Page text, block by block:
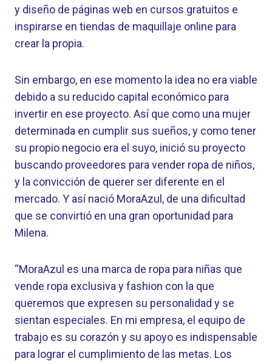
y diseño de páginas web en cursos gratuitos e
inspirarse en tiendas de maquillaje online para
crear la propia.
Sin embargo, en ese momento la idea no era viable
debido a su reducido capital económico para
invertir en ese proyecto. Así que como una mujer
determinada en cumplir sus sueños, y como tener
su propio negocio era el suyo, inició su proyecto
buscando proveedores para vender ropa de niños,
y la convicción de querer ser diferente en el
mercado. Y así nació MoraAzul, de una dificultad
que se convirtió en una gran oportunidad para
Milena.
“MoraAzul es una marca de ropa para niñas que
vende ropa exclusiva y fashion con la que
queremos que expresen su personalidad y se
sientan especiales. En mi empresa, el equipo de
trabajo es su corazón y su apoyo es indispensable
para lograr el cumplimiento de las metas. Los